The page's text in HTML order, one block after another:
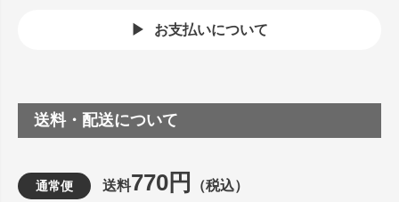
お支払いについて
送料・配送について
通常便 送料770円 （税込）